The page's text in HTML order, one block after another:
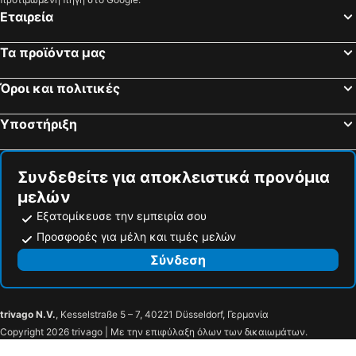
Πάλμα ντε Μαγιόρκα, Βαλεαρίδες Νήσοι Ξενοδοχεία
Πλάγια ντε Ινγκλές, Κανάριοι Νήσοι Ξενοδοχεία
Εταιρεία
Τα προϊόντα μας
Όροι και πολιτικές
Υποστήριξη
Συνδεθείτε για αποκλειστικά προνόμια
μελών
Εξατομίκευσε την εμπειρία σου
Προσφορές για μέλη και τιμές μελών
Σύνδεση
trivago N.V., Kesselstraße 5 – 7, 40221 Düsseldorf, Γερμανία
Copyright 2026 trivago | Με την επιφύλαξη όλων των δικαιωμάτων.